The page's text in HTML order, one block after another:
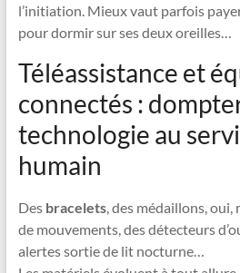
l’initiation. Mieux vaut parfois
pour dormir sur ses deux oreilles…
Téléassistance et
connectés :
technologie au
humain
Des bracelets, des médaillons, oui,
de mouvements, des détecteurs
alertes sortie de lit nocturne…